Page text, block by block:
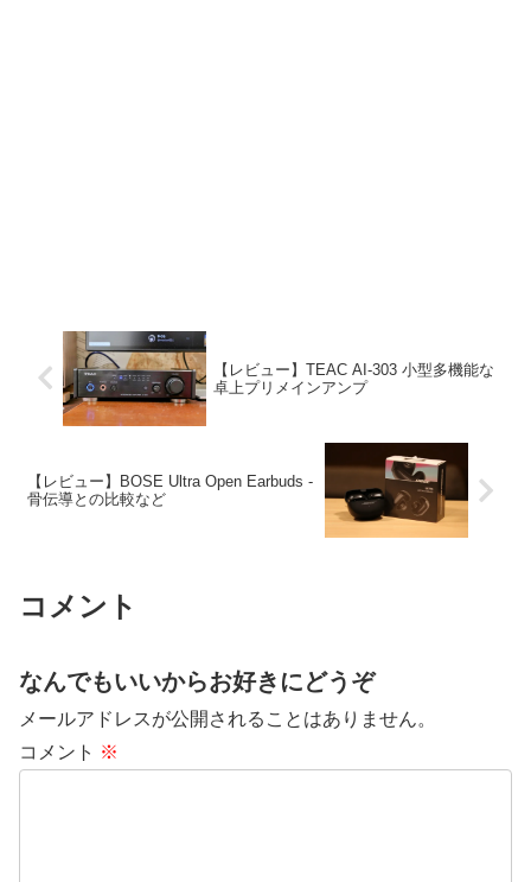
【レビュー】TEAC AI-303 小型多機能な
卓上プリメインアンプ
【レビュー】BOSE Ultra Open Earbuds -
骨伝導との比較など
コメント
なんでもいいからお好きにどうぞ
メールアドレスが公開されることはありません。
コメント ※